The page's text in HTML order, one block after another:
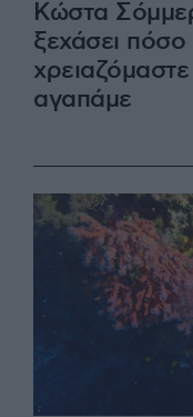
Κώστα
ξεχάσει
αγαπάμε